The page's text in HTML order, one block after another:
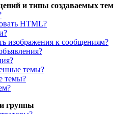
и типы создаваемых тем
HTML?
изображения к сообщениям?
темы?
темы?
группы